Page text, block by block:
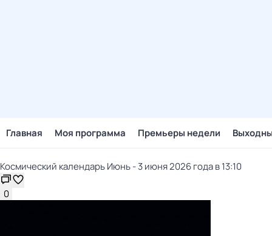
Главная Моя программа Премьеры недели
Космический календарь Июнь - 3 июня 2026 года в 13:10
0